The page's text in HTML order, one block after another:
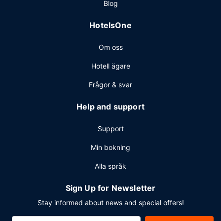
Blog
HotelsOne
Om oss
Hotell ägare
Frågor & svar
Help and support
Support
Min bokning
Alla språk
Sign Up for Newsletter
Stay informed about news and special offers!